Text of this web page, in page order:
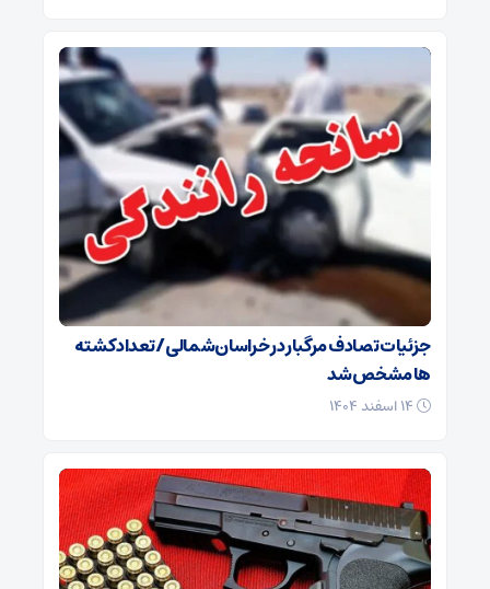
جزئیات تصادف مرگبار در خراسان‌شمالی/ تعداد کشته
ها مشخص شد